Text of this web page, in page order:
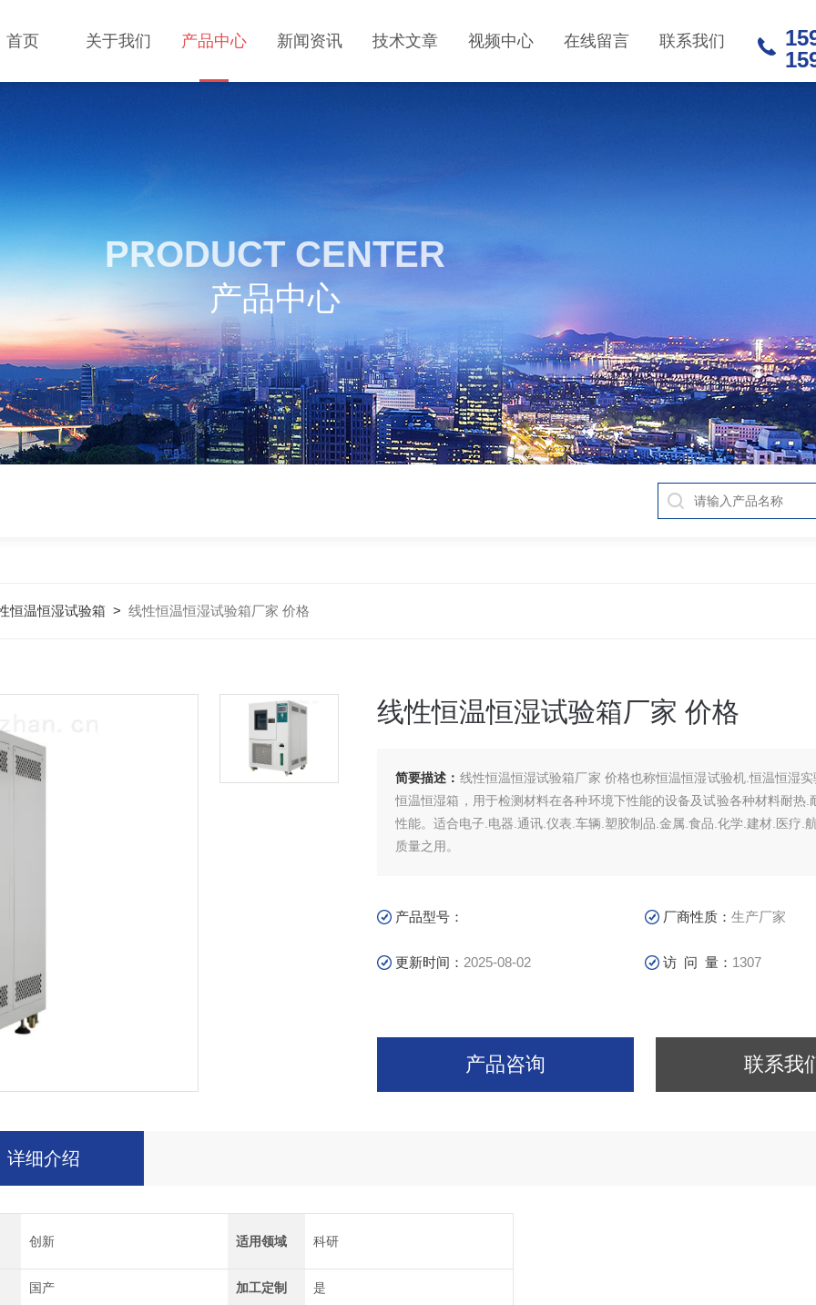
首页 关于我们 产品中心 新闻资讯 技术文章 视频中心 在线留言 联系我们
PRODUCT CENTER
产品中心
恒温恒湿试验箱 > 线性恒温恒湿试验箱厂家 价格
线性恒温恒湿试验箱厂家 价格
简要描述： 线性恒温恒湿试验箱厂家 价格也称恒温恒湿试验机.恒温恒湿
恒温恒湿箱，用于检测材料在各种环境下性能的设备及试验各种材料耐热.
性能。适合电子.电器.通讯.仪表.车辆.塑胶制品.金属.食品.化学.建材.医疗.
质量之用。
产品型号： 厂商性质： 生产厂家
更新时间： 2025-08-02 访 问 量： 1307
产品咨询 联系我
详细介绍
创新 适用领域 科研
国产 加工定制 是